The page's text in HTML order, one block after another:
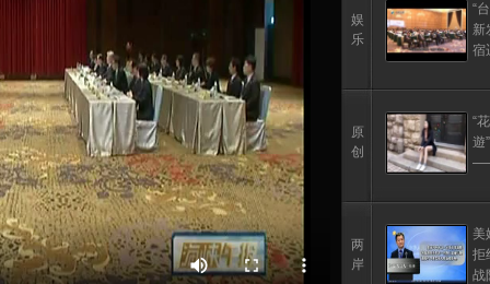
娱
乐
“
新
宿
级
原
创
“
遊
两
岸
美
拒
战